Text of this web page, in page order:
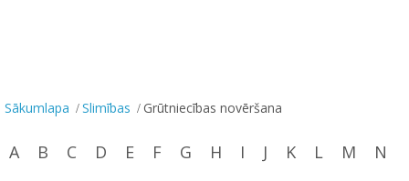
Sākumlapa Slimības Grūtniecības novēršana
A B C D E F G H I J K L M
N